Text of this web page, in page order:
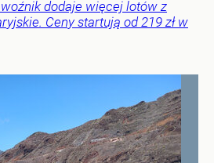
dodaje więcej lotów z
Ceny startują od 219 zł w